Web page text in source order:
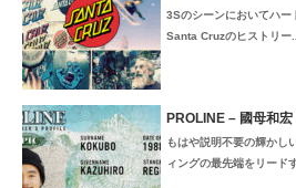
3Sのシーンにおいてハー
Santa Cruzのヒストリー...
PROLINE – 國母和
もはや説明不要の輝かし
ィングの最先端をリード